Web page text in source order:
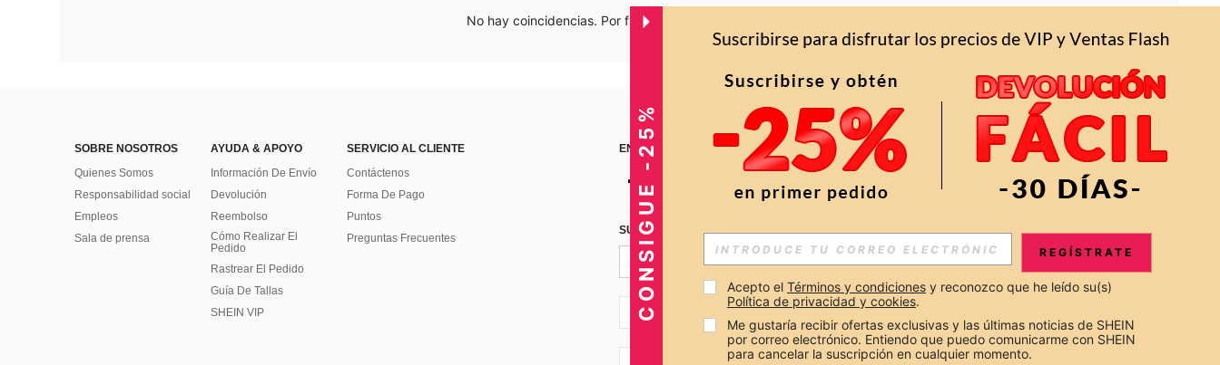
No hay coincidencias. Por favor inténtalo de nuevo.
SOBRE NOSOTROS
Quienes Somos
Responsabilidad social
Empleos
Sala de prensa
AYUDA & APOYO
Información De Envío
Devolución
Reembolso
Cómo Realizar El
Pedido
Rastrear El Pedido
Guía De Tallas
SHEIN VIP
SERVICIO AL CLIENTE
Contáctenos
Forma De Pago
Puntos
Preguntas Frecuentes
ENCUÉNTRANOS EN APP
SUSCRÍBETE PARA RECIBIR OFERTAS EXCLUSIVAS, PROMOCIONES Y NOTICIAS DE SHEIN
CO + 57
CONSIGUE -25% REGÍSTRATE
Acepto el Términos y condiciones y reconozco que he leído su(s)
Política de privacidad y cookies.
Me gustaría recibir ofertas exclusivas y las últimas noticias de SHEIN
por correo electrónico. Entiendo que puedo comunicarme con SHEIN
para cancelar la suscripción en cualquier momento.